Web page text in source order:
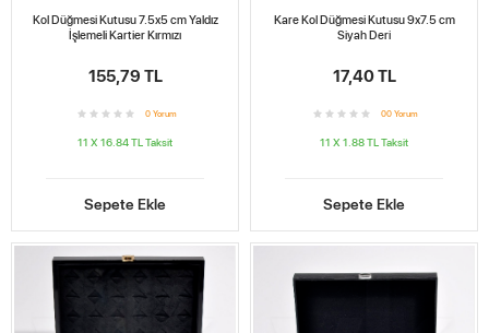
Kol Düğmesi Kutusu 7.5x5 cm Yaldız
İşlemeli Kartier Kırmızı
155,79 TL
0 Yorum
11 X 16.84 TL Taksit
Sepete Ekle
Kare Kol Düğmesi Kutusu 9x7.5 cm
Siyah Deri
17,40 TL
00 Yorum
11 X 1.88 TL Taksit
Sepete Ekle